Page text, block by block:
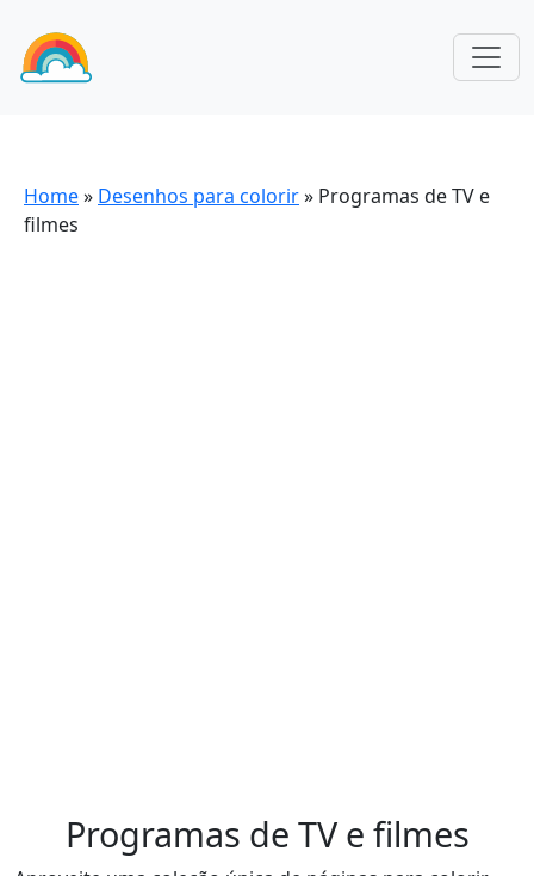
Home» Desenhos para colorir» Programas de TV e
filmes
Programas de TV e filmes